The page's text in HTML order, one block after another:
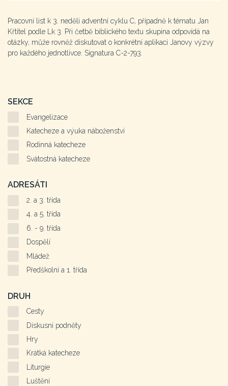
Pracovní list k 3. neděli adventní cyklu C, případně k tématu Jan
Křtitel podle Lk 3. Při četbě biblického textu skupina odpovídá na
otázky, může rovněž diskutovat o konkrétní aplikaci Janovy výzvy
pro každého jednotlivce. Signatura C-2-793.
SEKCE
Evangelizace
Katecheze a výuka náboženství
Rodinná katecheze
Svátostná katecheze
ADRESÁTI
2. a 3. třída
4. a 5. třída
6. - 9. třída
Dospělí
Mládež
Předškolní a 1. třída
DRUH
Cesty
Diskusní podněty
Hry
Krátká katecheze
Liturgie
Luštění